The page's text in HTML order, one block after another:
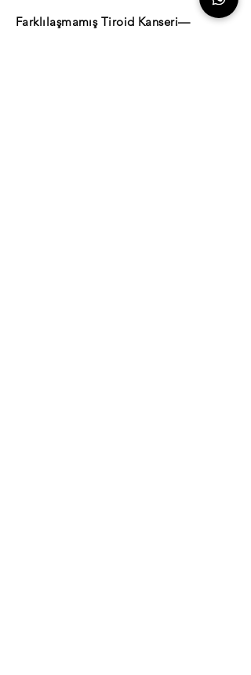
Farklılaşmamış Tiroid Kanseri—